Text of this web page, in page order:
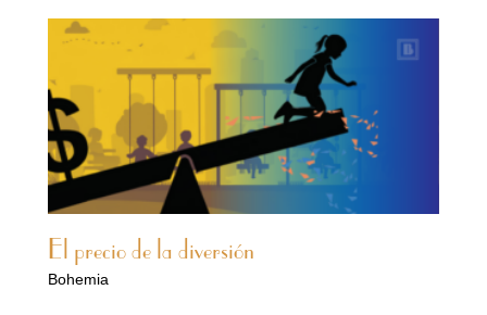
El precio de la diversión
Bohemia